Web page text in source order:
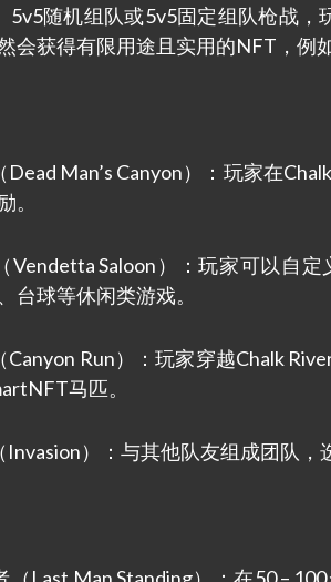
5v5随机组队或5v5固定组队枪战
会获得有限用途且实用的NFT，例
Man’s Canyon）：玩家在
。
Vendetta Saloon）：玩家可以自
台球等休闲类游戏。
Canyon Run）：玩家穿越Chalk
马匹。
）：与其他队友组成团队，